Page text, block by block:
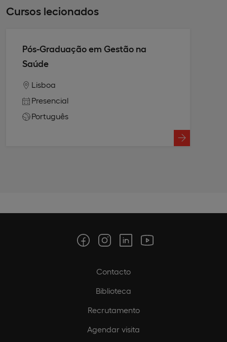
Cursos lecionados
Pós-Graduação em Gestão na
Saúde
Lisboa
Presencial
Português
Contacto
Biblioteca
Recrutamento
Agendar visita